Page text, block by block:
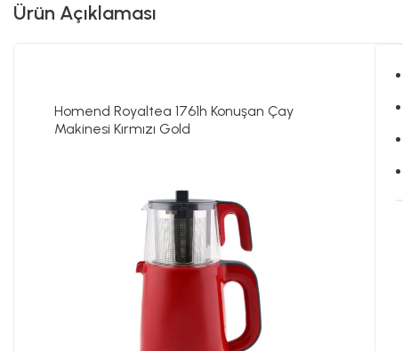
Ürün Açıklaması
Homend Royaltea 1761h Konuşan Çay
Makinesi Kırmızı Gold